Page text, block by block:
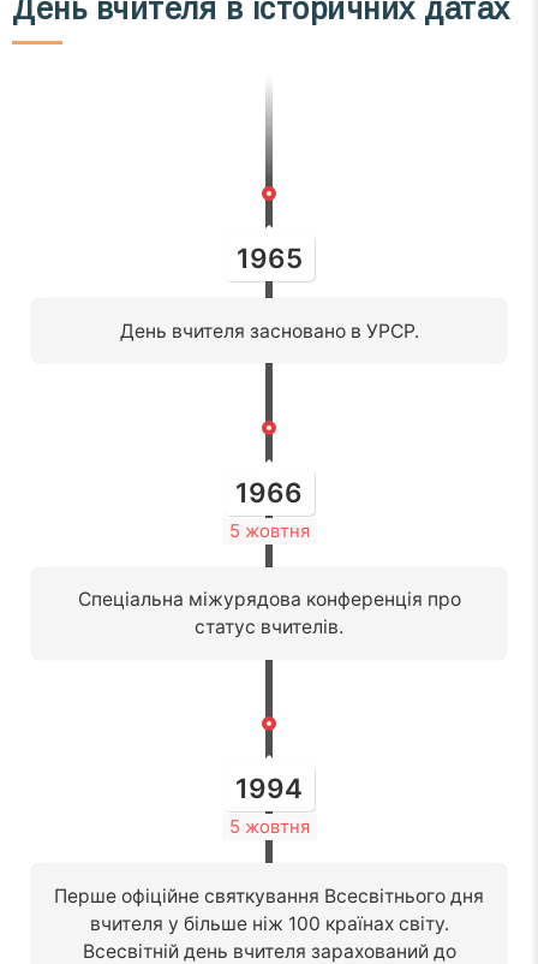
День вчителя в історичних датах
1965
День вчителя засновано в УРСР.
1966
5 жовтня
Спеціальна міжурядова конференція про
статус вчителів.
1994
5 жовтня
Перше офіційне святкування Всесвітнього дня
вчителя у більше ніж 100 країнах світу.
Всесвітній день вчителя зарахований до